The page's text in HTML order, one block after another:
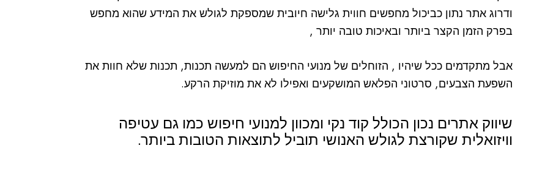
ודרוג אתר נתון כביכול מחפשים חווית גלישה חיובית שמספקת לגולש את המידע שהוא מחפש
בפרק הזמן הקצר ביותר ובאיכות טובה יותר ,
אבל מתקדמים ככל שיהיו , הזוחלים של מנועי החיפוש הם למעשה תכנות, תכנות שלא חוות את
השפעת הצבעים, סרטוני הפלאש המושקעים ואפילו לא את מוזיקת הרקע.
שיווק אתרים נכון הכולל קוד נקי ומכוון למנועי חיפוש כמו גם עטיפה
וויזואלית שקורצת לגולש האנושי תוביל לתוצאות הטובות ביותר.